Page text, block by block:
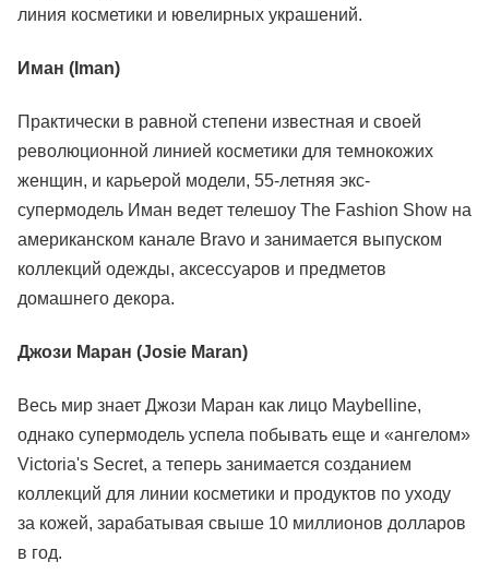
линия косметики и ювелирных украшений.
Иман (Iman)
Практически в равной степени известная и своей
революционной линией косметики для темнокожих
женщин, и карьерой модели, 55-летняя экс-
супермодель Иман ведет телешоу The Fashion Show на
американском канале Bravo и занимается выпуском
коллекций одежды, аксессуаров и предметов
домашнего декора.
Джози Маран (Josie Maran)
Весь мир знает Джози Маран как лицо Maybelline,
однако супермодель успела побывать еще и «ангелом»
Victoria's Secret, а теперь занимается созданием
коллекций для линии косметики и продуктов по уходу
за кожей, зарабатывая свыше 10 миллионов долларов
в год.